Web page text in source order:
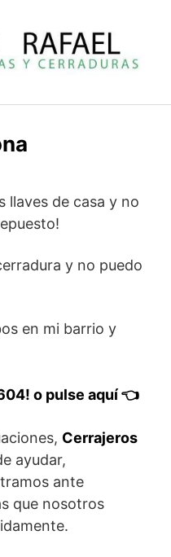
llaves de casa y no
y no puedo
en mi barrio y
o pulse aquí 👈
Cerrajeros
ayudar,
ante
que nosotros